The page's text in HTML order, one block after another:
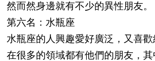
然而然身邊就有不少的異性朋友。
第六名：水瓶座
水瓶座的人興趣愛好廣泛，又喜
在很多的領域都有他們的朋友，